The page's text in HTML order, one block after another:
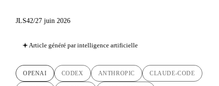
JLS42/27 juin 2026
Article généré par intelligence artificielle
OPENAI CODEX ANTHROPIC CLAUDE-CODE